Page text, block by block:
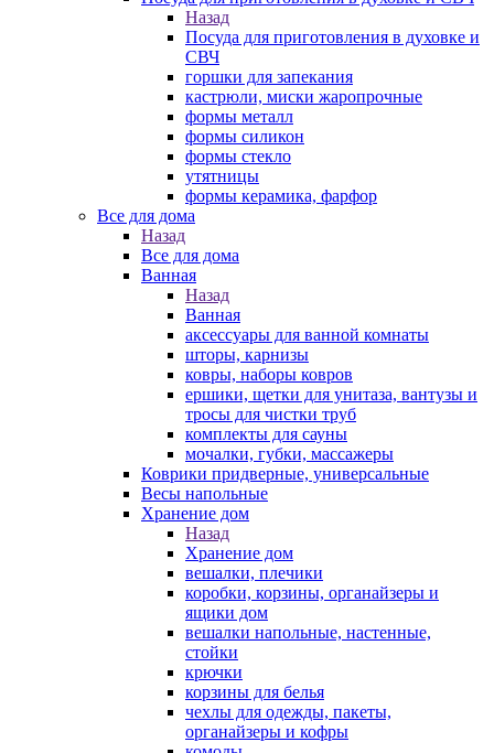
Назад
Посуда для приготовления в духовке и
СВЧ
горшки для запекания
кастрюли, миски жаропрочные
формы металл
формы силикон
формы стекло
утятницы
формы керамика, фарфор
Все для дома
Назад
Все для дома
Ванная
Назад
Ванная
аксессуары для ванной комнаты
шторы, карнизы
ковры, наборы ковров
ершики, щетки для унитаза, вантузы и
тросы для чистки труб
комплекты для сауны
мочалки, губки, массажеры
Коврики придверные, универсальные
Весы напольные
Хранение дом
Назад
Хранение дом
вешалки, плечики
коробки, корзины, органайзеры и
ящики дом
вешалки напольные, настенные,
стойки
крючки
корзины для белья
чехлы для одежды, пакеты,
органайзеры и кофры